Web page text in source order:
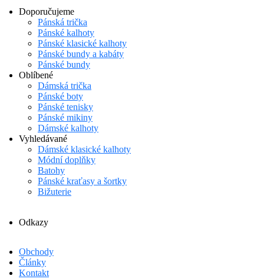
Doporučujeme
Pánská trička
Pánské kalhoty
Pánské klasické kalhoty
Pánské bundy a kabáty
Pánské bundy
Oblíbené
Dámská trička
Pánské boty
Pánské tenisky
Pánské mikiny
Dámské kalhoty
Vyhledávané
Dámské klasické kalhoty
Módní doplňky
Batohy
Pánské kraťasy a šortky
Bižuterie
Odkazy
Obchody
Články
Kontakt